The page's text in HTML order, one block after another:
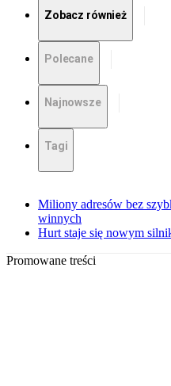
Zobacz również
Polecane
Najnowsze
Tagi
Miliony adresów bez
winnych
Hurt staje się nowym
Promowane treści